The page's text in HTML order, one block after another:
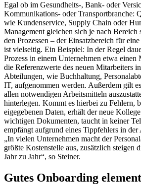
Egal ob im Gesundheits-, Bank- oder
Kommunikations- oder Transportbranche:
wie Kundenservice, Supply Chain oder
Management gleichen sich je nach
den Prozessen – der Einsatzbereich für
ist vielseitig. Ein Beispiel: In der Regel
Prozess in einem Unternehmen etwa einen
die Referenzwerte des neuen Mitarbeiters
Abteilungen, wie Buchhaltung,
IT, aufgenommen werden. Außerdem gilt
allen notwendigen Arbeitsmitteln
hinterlegen. Kommt es hierbei zu Fehlern,
eigegebenen Daten, erhält der neue
wichtigen Dokumenten, taucht in keiner
empfängt aufgrund eines Tippfehlers in der
„In vielen Unternehmen macht der
größte Kostenstelle aus, zusätzlich steigen
Jahr zu Jahr“, so Steiner.
Gutes Onboarding